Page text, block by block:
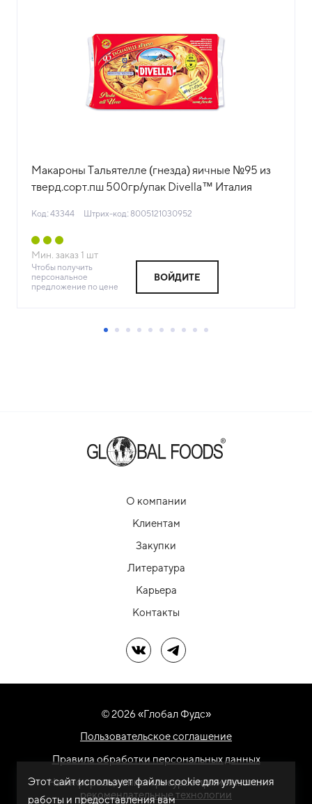
Макароны Тальятелле (гнезда) яичные №95 из
тверд.сорт.пш 500гр/упак Divella™ Италия
Код: 43344 Штрих-код: 8005121030952
Мин. заказ 1 шт
Чтобы получить
персональное
предложение по цене
ВОЙДИТЕ
О компании
Клиентам
Закупки
Литература
Карьера
Контакты
Мы в ВКМы в Telegram
© 2026 «Глобал Фудс»
Пользовательское соглашение
Правила обработки персональных данных
На информационном ресурсе применяются
рекомендательные технологии
Этот сайт использует файлы cookie для улучшения
работы и предоставления вам